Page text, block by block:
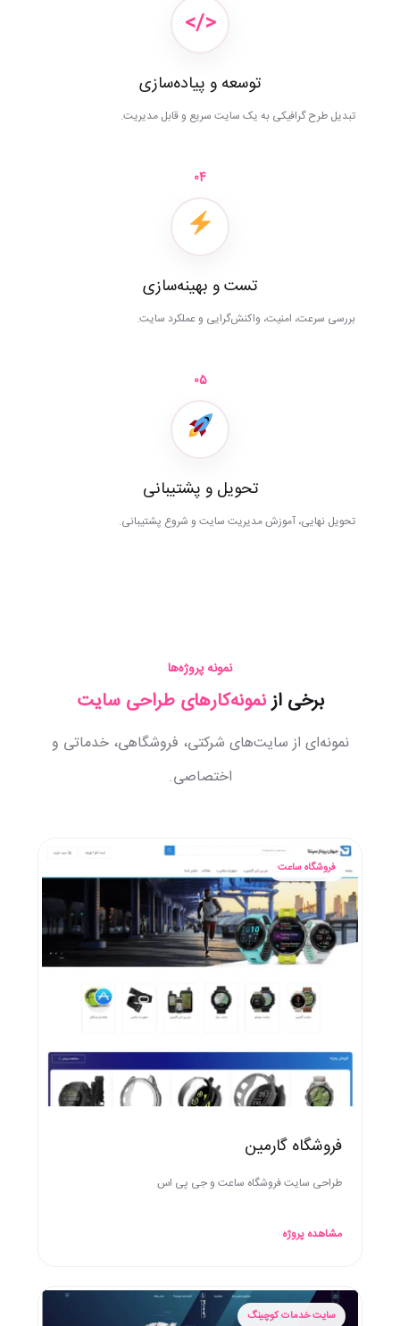
</>
توسعه و پیاده‌سازی
تبدیل طرح گرافیکی به یک سایت سریع و قابل مدیریت.
04
تست و بهینه‌سازی
بررسی سرعت، امنیت، واکنش‌گرایی و عملکرد سایت.
05
تحویل و پشتیبانی
تحویل نهایی، آموزش مدیریت سایت و شروع پشتیبانی.
نمونه پروژه‌ها
برخی ازنمونه‌کارهای طراحی سایت
نمونه‌ای از سایت‌های شرکتی، فروشگاهی، خدماتی و
اختصاصی.
فروشگاه ساعت
فروشگاه گارمین
طراحی سایت فروشگاه ساعت و جی پی اس
مشاهده پروژه
سایت خدمات کوچینگ